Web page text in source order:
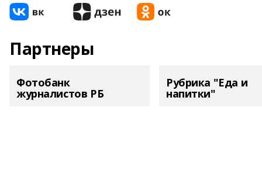
Партнеры
Фотобанк
журналистов РБ
Рубрика "Еда и
напитки"